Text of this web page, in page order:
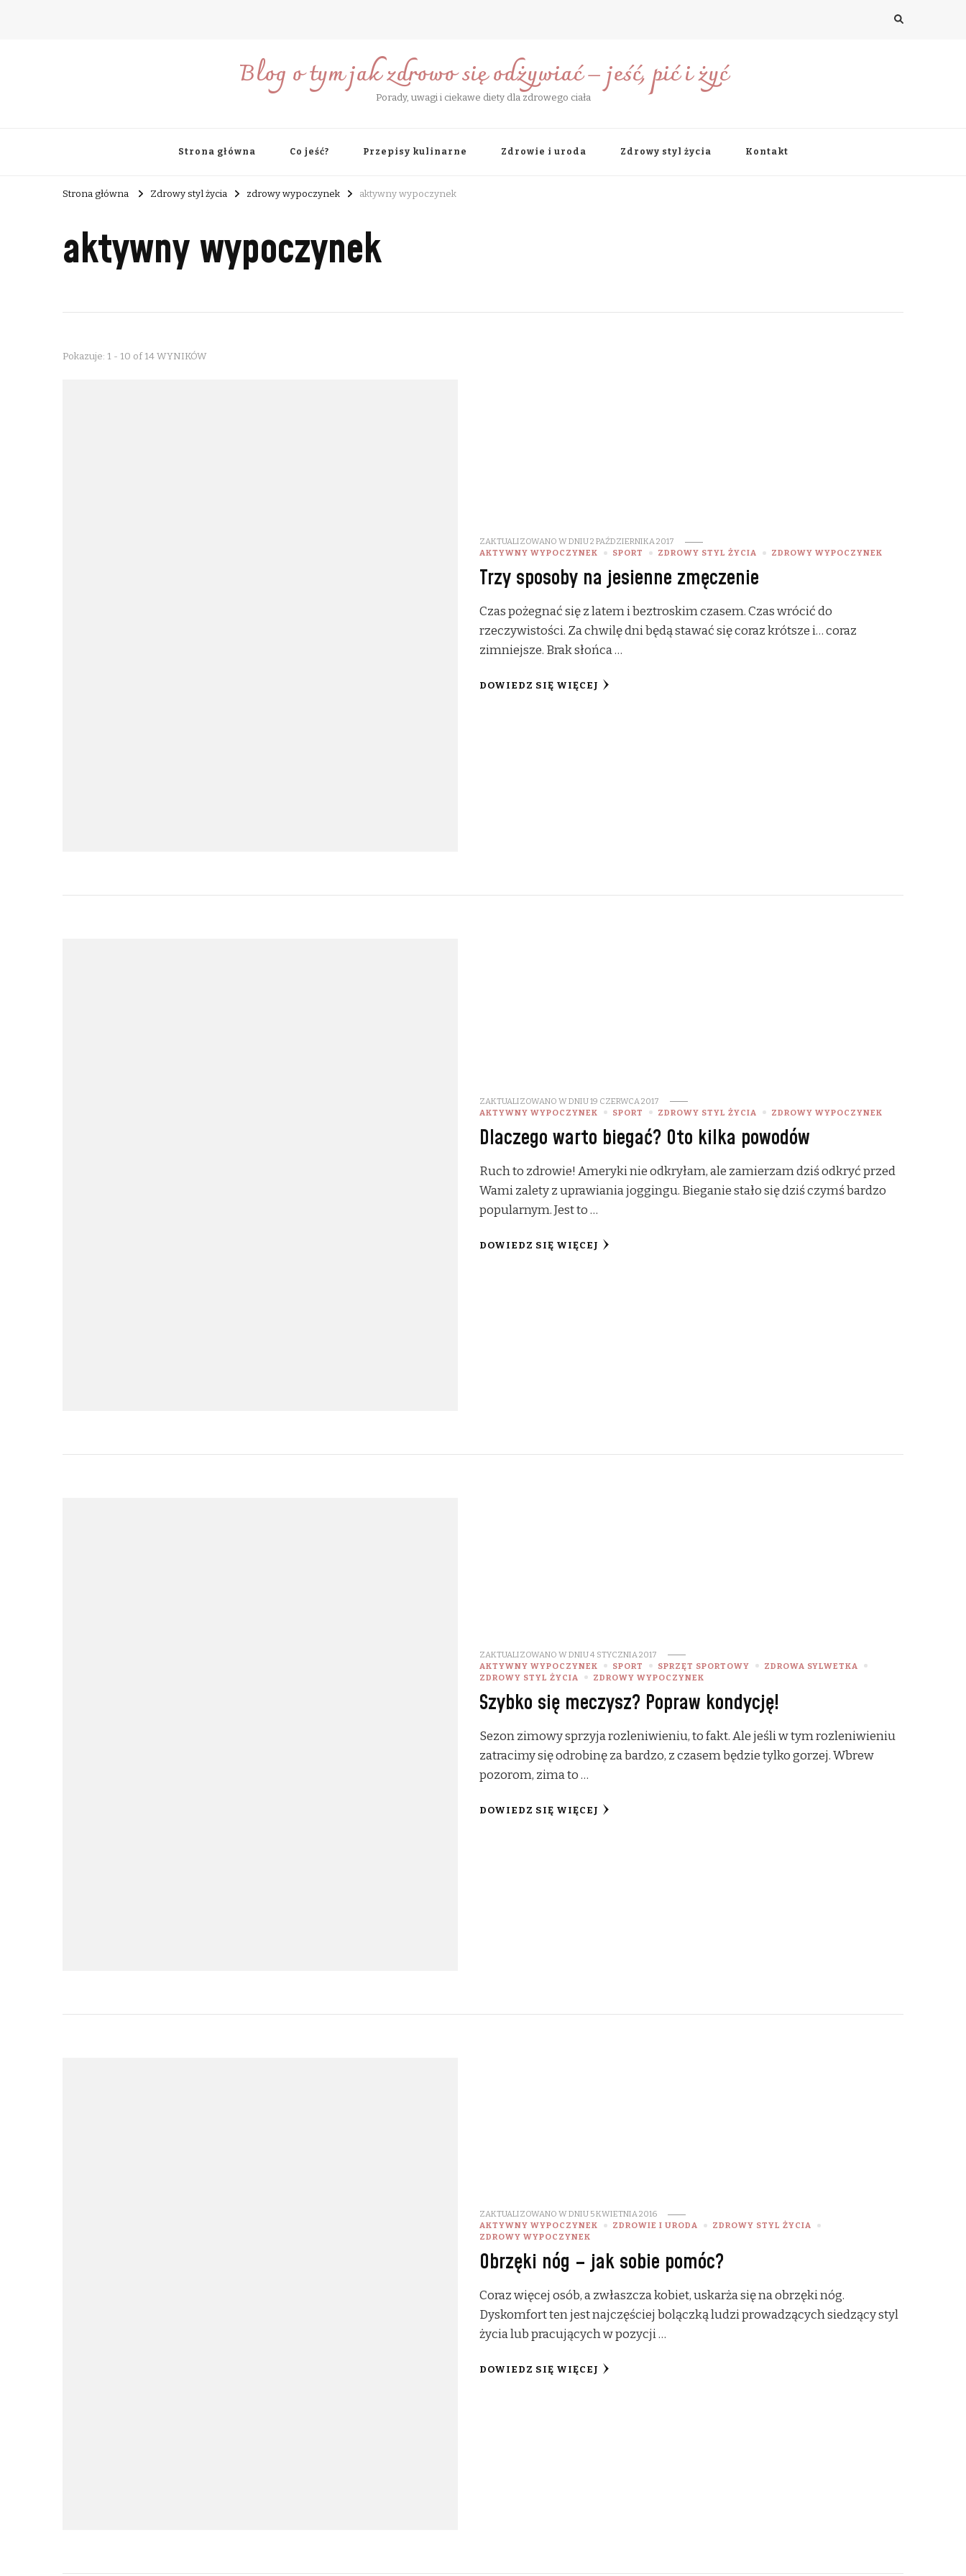
Blog o tym jak zdrowo się odżywiać – jeść, pić i żyć
Porady, uwagi i ciekawe diety dla zdrowego ciała
Strona główna Co jeść? Przepisy kulinarne Zdrowie i uroda Zdrowy styl życia Kontakt
Strona główna Zdrowy styl życia zdrowy wypoczynek aktywny wypoczynek
aktywny wypoczynek
Pokazuje: 1 - 10 of 14 WYNIKÓW
ZAKTUALIZOWANO W DNIU2 PAŹDZIERNIKA 2017
AKTYWNY WYPOCZYNEK
SPORT ZDROWY STYL ŻYCIA ZDROWY WYPOCZYNEK
Trzy sposoby na jesienne zmęczenie
Czas pożegnać się z latem i beztroskim czasem. Czas wrócić do
rzeczywistości. Za chwilę dni będą stawać się coraz krótsze i… coraz
zimniejsze. Brak słońca …
DOWIEDZ SIĘ WIĘCEJ
ZAKTUALIZOWANO W DNIU19 CZERWCA 2017
AKTYWNY WYPOCZYNEK
SPORT ZDROWY STYL ŻYCIA ZDROWY WYPOCZYNEK
Dlaczego warto biegać? Oto kilka powodów
Ruch to zdrowie! Ameryki nie odkryłam, ale zamierzam dziś odkryć przed
Wami zalety z uprawiania joggingu. Bieganie stało się dziś czymś bardzo
popularnym. Jest to …
DOWIEDZ SIĘ WIĘCEJ
ZAKTUALIZOWANO W DNIU4 STYCZNIA 2017
AKTYWNY WYPOCZYNEK
SPORT SPRZĘT SPORTOWY
ZDROWA SYLWETKA
ZDROWY STYL ŻYCIA
ZDROWY WYPOCZYNEK
Szybko się meczysz? Popraw kondycję!
Sezon zimowy sprzyja rozleniwieniu, to fakt. Ale jeśli w tym rozleniwieniu
zatracimy się odrobinę za bardzo, z czasem będzie tylko gorzej. Wbrew
pozorom, zima to …
DOWIEDZ SIĘ WIĘCEJ
ZAKTUALIZOWANO W DNIU5 KWIETNIA 2016
AKTYWNY WYPOCZYNEK
ZDROWIE I URODA
ZDROWY STYL ŻYCIA
ZDROWY WYPOCZYNEK
Obrzęki nóg – jak sobie pomóc?
Coraz więcej osób, a zwłaszcza kobiet, uskarża się na obrzęki nóg.
Dyskomfort ten jest najczęściej bolączką ludzi prowadzących siedzący styl
życia lub pracujących w pozycji …
DOWIEDZ SIĘ WIĘCEJ